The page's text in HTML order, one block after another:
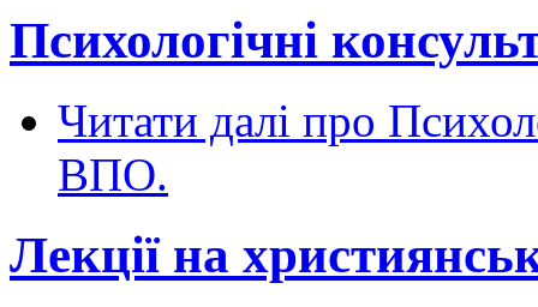
Психологічні
Читати далі про
ВПО.
Лекції на